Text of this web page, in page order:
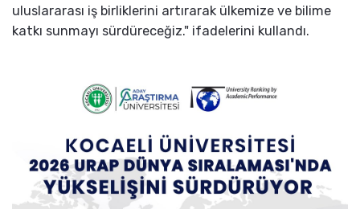
uluslararası iş birliklerini artırarak ülkemize ve bilime
katkı sunmayı sürdüreceğiz." ifadelerini kullandı.